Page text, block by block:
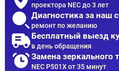
проектора NEC до 3 лет
Диагностика за наш
ремонт по желанию
Бесплатный выезд
в день обращения
Замена зеркального
NEC P501X от 35 минут